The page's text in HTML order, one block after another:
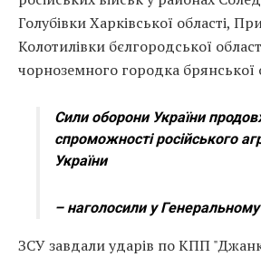
Голубівки Харківської області,
Колотилівки бєлгородської
чорноземного городка брянської
Сили оборони України
спроможності російського
України
– наголосили у
ЗСУ завдали ударів по КПП